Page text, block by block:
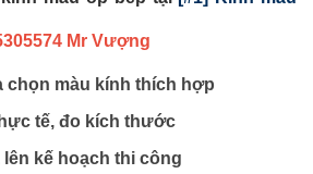
Mr Vượng
chọn màu kính thích hợp
tế, đo kích thước
kế hoạch thi công